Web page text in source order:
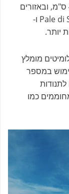
הדרומי. בדצמבר עומד ממוצע השלג על כ-40 ס"מ, ובאזורים
דרומיים כגון Pale di San Martino, Lagorai, Civetta ו-
מומלץ
במספר
כמו